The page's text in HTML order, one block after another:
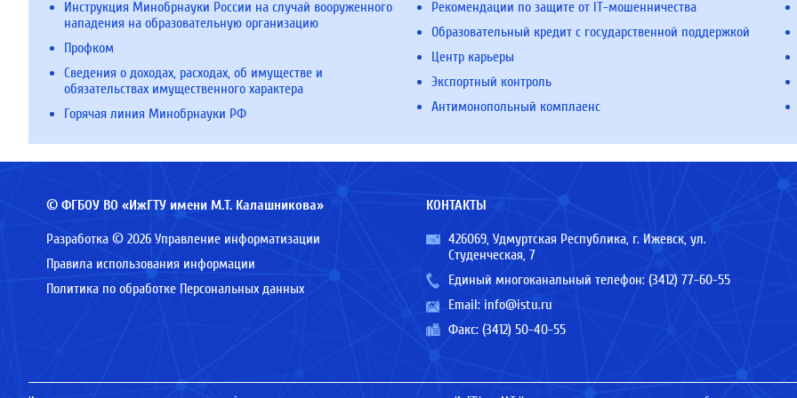
Инструкция Минобрнауки России на случай вооруженного
нападения на образовательную организацию
Профком
Сведения о доходах, расходах, об имуществе и
обязательствах имущественного характера
Горячая линия Минобрнауки РФ
Рекомендации по защите от IT-мошенничества
Образовательный кредит с государственной поддержкой
Центр карьеры
Экспортный контроль
Антимонопольный комплаенс
© ФГБОУ ВО «ИжГТУ имени М.Т. Калашникова»
Разработка © 2026 Управление информатизации
Правила использования информации
Политика по обработке Персональных данных
КОНТАКТЫ
426069, Удмуртская Республика, г. Ижевск, ул.
Студенческая, 7
Единый многоканальный телефон: (3412) 77-60-55
Email: info@istu.ru
Факс: (3412) 50-40-55